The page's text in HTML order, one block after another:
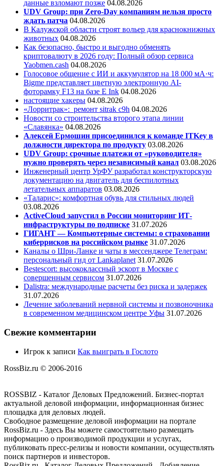
данные взломают позже 04.08.2026
UDV Group: при Zero-Day компаниям нельзя просто
ждать патча 04.08.2026
В Калужской области строят вольер для краснокнижных
животных 04.08.2026
Как безопасно, быстро и выгодно обменять
криптовалюту в 2026 году: Полный обзор сервиса
Yaobmen.cash 04.08.2026
Голосовое общение с ИИ и аккумулятор на 18 000 мА·ч:
Bigme представляет цветную электронную AI-
фоторамку F13 на базе E Ink 04.08.2026
настоящие хакеры 04.08.2026
«Лорритрак»: ремонт sitrak c9h 04.08.2026
Новости со строительства второго этапа линии
«Славянка» 04.08.2026
Алексей Ермошин присоединился к команде ITKey в
должности директора по продукту 03.08.2026
UDV Group: срочные платежи от «руководителя»
нужно проверять через независимый канал 03.08.2026
Инженерный центр УрФУ разработал конструкторскую
документацию на двигатель для беспилотных
летательных аппаратов 03.08.2026
«Таларис»: комфортная обувь для стильных людей
03.08.2026
ActiveCloud запустил в России мониторинг ИТ-
инфраструктуры по подписке 31.07.2026
ГИГАНТ — Компьютерные системы: о страховании
киберрисков на российском рынке 31.07.2026
Каналы о Шри-Ланке и чаты в мессенджере Телеграм:
персональный гид от Lankaplanet 31.07.2026
Bestescort: высококлассный эскорт в Москве с
совершенным сервисом 31.07.2026
Dalistra: международные расчеты без риска и задержек
31.07.2026
Лечение заболеваний нервной системы и позвоночника
в современном медицинском центре Уфы 31.07.2026
Свежие комментарии
Игрок к записи Как выиграть в Гослото
RossBiz.ru © 2006-2016
ROSSBIZ - Каталог Деловых Предложений. Бизнес-портал
актуальной деловой информации, информационная бизнес
площадка для деловых людей.
Свободное размещение деловой информации на портале
RossBiz.ru - Здесь Вы можете самостоятельно размещать
информацию о производимой продукции и услугах,
публиковать пресс-релизы и новости компании, осуществлять
поиск партнеров и инвесторов.